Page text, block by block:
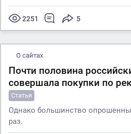
2251 5
О сайтах
Почти половина
совершала покупки по
Статья
Однако большинство
раз.